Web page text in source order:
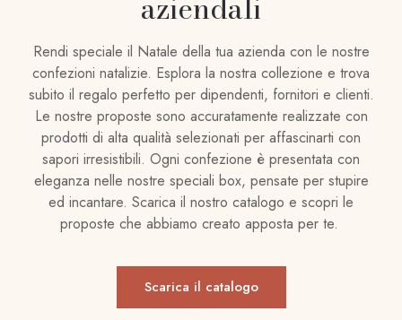
Rendi speciale il Natale della tua azienda con le nostre
confezioni natalizie. Esplora la nostra collezione e trova
subito il regalo perfetto per dipendenti, fornitori e clienti.
Le nostre proposte sono accuratamente realizzate con
prodotti di alta qualità selezionati per affascinarti con
sapori irresistibili. Ogni confezione è presentata con
eleganza nelle nostre speciali box, pensate per stupire
ed incantare. Scarica il nostro catalogo e scopri le
proposte che abbiamo creato apposta per te.
Scarica il catalogo